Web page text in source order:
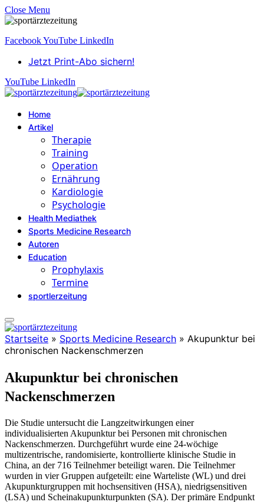
Close Menu
FacebookYouTube LinkedIn
Jetzt Print-Abo sichern!
YouTube LinkedIn
Home
Artikel
Therapie
Training
Operation
Ernährung
Kardiologie
Psychologie
Health Mediathek
Sports Medicine Research
Autoren
Education
Prophylaxis
Termine
sportlerzeitung
Startseite » Sports Medicine Research » Akupunktur bei
chronischen Nackenschmerzen
Akupunktur bei chronischen
Nackenschmerzen
Die Studie untersucht die Langzeitwirkungen einer
individualisierten Akupunktur bei Personen mit chronischen
Nackenschmerzen. Durchgeführt wurde eine 24-wöchige
multizentrische, randomisierte, kontrollierte klinische Studie in
China, an der 716 Teilnehmer beteiligt waren. Die Teilnehmer
wurden in vier Gruppen aufgeteilt: eine Warteliste (WL) und drei
Akupunkturgruppen mit hochsensitiven (HSA), niedrigsensitiven
(LSA) und Scheinakupunkturpunkten (SA). Der primäre Endpunkt